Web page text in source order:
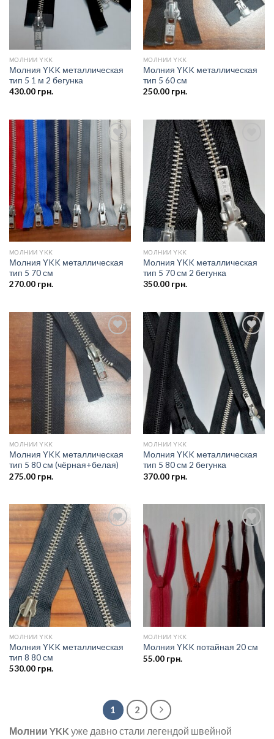
МОЛНИИ YKK
Молния YKK металлическая
тип 5 1 м 2 бегунка
430.00грн.
МОЛНИИ YKK
Молния YKK металлическая
тип 5 60 см
250.00грн.
Добавить
в список
желаний
МОЛНИИ YKK
Молния YKK металлическая
тип 5 70 см
270.00грн.
Добавить
в список
желаний
МОЛНИИ YKK
Молния YKK металлическая
тип 5 70 см 2 бегунка
350.00грн.
Добавить
в список
желаний
МОЛНИИ YKK
Молния YKK металлическая
тип 5 80 см (чёрная+белая)
275.00грн.
Добавить
в список
желаний
МОЛНИИ YKK
Молния YKK металлическая
тип 5 80 см 2 бегунка
370.00грн.
Добавить
в список
желаний
МОЛНИИ YKK
Молния YKK металлическая
тип 8 80 см
530.00грн.
Добавить
в список
желаний
МОЛНИИ YKK
Молния YKK потайная 20 см
55.00грн.
1 2
Молнии YKK уже давно стали легендой швейной